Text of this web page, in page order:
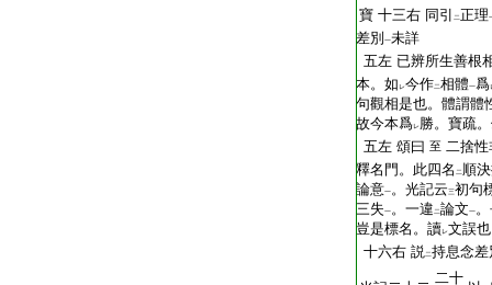
寶 十三右 同引 二正理
差別 一未詳
五左 已辨所生善根
本。如 レ今作二相體一爲
句觀相是也。體謂體
故今本爲レ勝。寶疏
五左 頌曰 至 二捨
釋名門。此四名 二 順
論意一。光記云三初句
三失一。一違 二論文一
豈是標名。讀レ文誤
十六右 説二持息念差
二十